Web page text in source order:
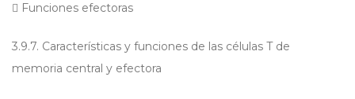
 Funciones efectoras
3.9.7. Características y funciones de las células T de
memoria central y efectora